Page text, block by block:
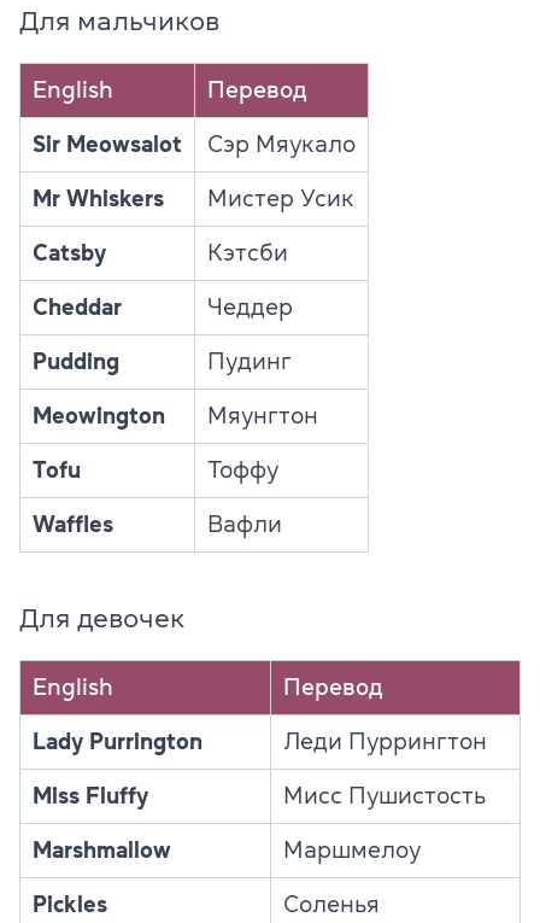
Для мальчиков
English Перевод
Sir Meowsalot Сэр Мяукало
Mr Whiskers Мистер Усик
Catsby Кэтсби
Cheddar Чеддер
Pudding Пудинг
Meowington Мяунгтон
Tofu Тоффу
Waffles Вафли
Для девочек
English Перевод
Lady Purrington Леди Пуррингтон
Miss Fluffy Мисс Пушистость
Marshmallow Маршмелоу
Pickles Соленья